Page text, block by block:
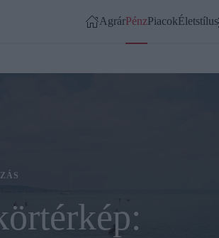
AgrárPénzPiacokÉletstílus